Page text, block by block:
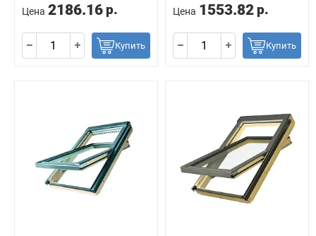
Цена 2186.16 р.
Купить
Цена 1553.82 р.
Купить